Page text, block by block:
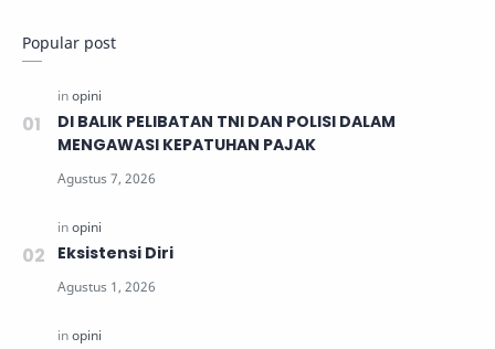
Popular post
DI BALIK PELIBATAN TNI DAN POLISI DALAM
MENGAWASI KEPATUHAN PAJAK
Eksistensi Diri